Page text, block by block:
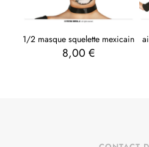
1/2 masque squelette mexicain
8,00 €